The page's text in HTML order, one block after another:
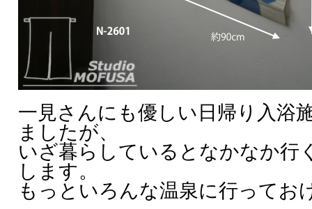
一見さんにも優しい日帰り入浴
ましたが、
いざ暮らしているとなかなか行
します。
もっといろんな温泉に行ってお